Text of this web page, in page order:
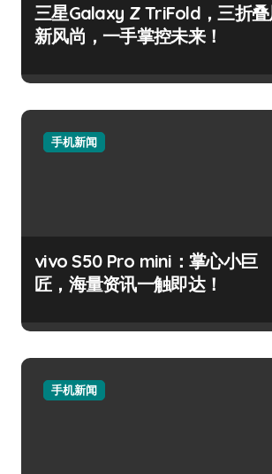
三星Galaxy Z TriFold，三折
新风尚，一手掌控未来！
手机新闻
vivo S50 Pro mini：掌心小巨
匠，海量资讯一触即达！
手机新闻